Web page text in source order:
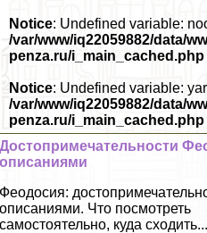
Notice: Undefined variable:
/var/www/iq22059882/data/
penza.ru/i_main_cached.php
Notice: Undefined variable:
/var/www/iq22059882/data/
penza.ru/i_main_cached.php
Достопримечательности
описаниями
Феодосия:
описаниями. Что посмотреть
самостоятельно, куда